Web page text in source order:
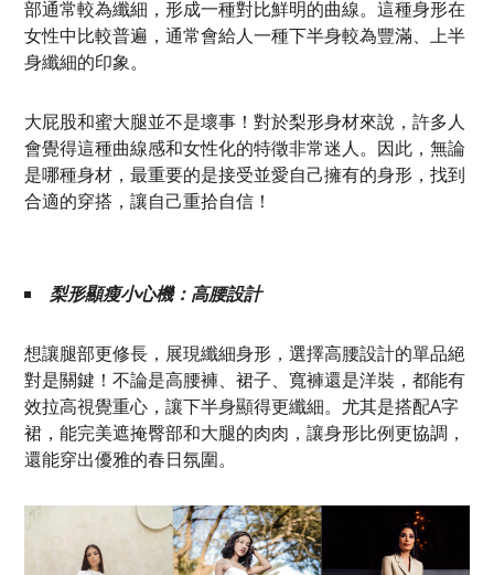
部通常較為纖細，形成一種對比鮮明的曲線。這種身形在
女性中比較普遍，通常會給人一種下半身較為豐滿、上半
身纖細的印象。
大屁股和蜜大腿並不是壞事！對於梨形身材來說，許多人
會覺得這種曲線感和女性化的特徵非常迷人。因此，無論
是哪種身材，最重要的是接受並愛自己擁有的身形，找到
合適的穿搭，讓自己重拾自信！
梨形顯瘦小心機：高腰設計
想讓腿部更修長，展現纖細身形，選擇高腰設計的單品絕
對是關鍵！不論是高腰褲、裙子、寬褲還是洋裝，都能有
效拉高視覺重心，讓下半身顯得更纖細。尤其是搭配A字
裙，能完美遮掩臀部和大腿的肉肉，讓身形比例更協調，
還能穿出優雅的春日氛圍。